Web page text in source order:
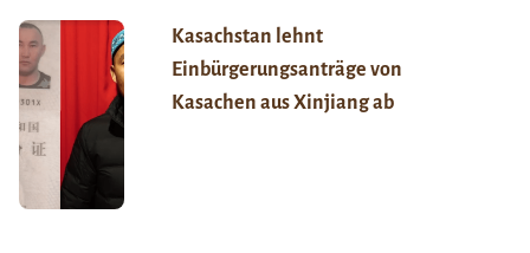
Kasachstan lehnt
Einbürgerungsanträge von
Kasachen aus Xinjiang ab